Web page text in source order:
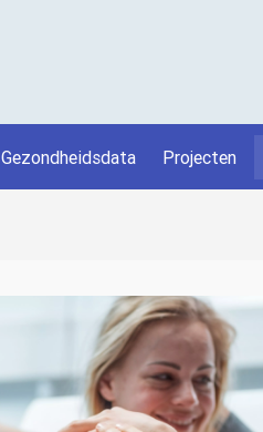
Gezondheidsdata Projecten